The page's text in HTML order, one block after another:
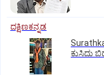
ದಕ್ಷಿಣಕನ್ನಡ
ಕುಸಿದು